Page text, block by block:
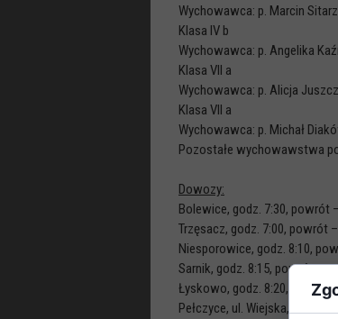
Wychowawca: p. Marcin
Klasa IV b
Wychowawca: p. Angelika
Klasa VII a
Wychowawca: p. Alicja
Klasa VII a
Wychowawca: p. Michał
Pozostałe wychowawstwa
Dowozy:
Bolewice, godz. 7:30, powrót
Trzęsacz, godz. 7:00, powrót
Niesporowice, godz. 8:10,
Sarnik, godz. 8:15, powrót –
Łyskowo, godz. 8:20, powrót
Pełczyce, ul. Wiejska, godz.